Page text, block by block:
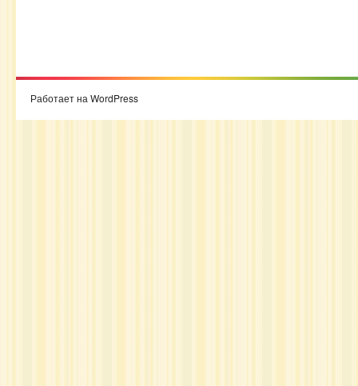
Работает на WordPress